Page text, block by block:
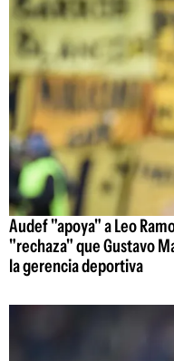
Audef "apoya" a Leo
"rechaza" que Gustavo
la gerencia deportiva